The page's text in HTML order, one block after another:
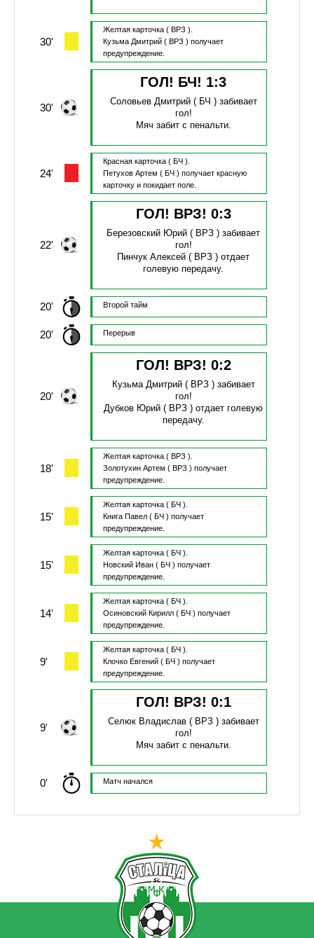
30'
Желтая карточка ( ВРЗ ).
Кузьма Дмитрий( ВРЗ ) получает
предупреждение.
30'
ГОЛ! БЧ! 1:3
Соловьев Дмитрий( БЧ ) забивает
гол!
Мяч забит с пенальти.
24'
Красная карточка ( БЧ ).
Петухов Артем ( БЧ ) получает красную
карточку и покидает поле.
22'
ГОЛ! ВРЗ! 0:3
Березовский Юрий ( ВРЗ )забивает
гол!
Пинчук Алексей ( ВРЗ )отдает
голевую передачу.
20' Второй тайм
20' Перерыв
20'
ГОЛ! ВРЗ! 0:2
Кузьма Дмитрий( ВРЗ ) забивает
гол!
Дубков Юрий ( ВРЗ )отдает голевую
передачу.
18'
Желтая карточка ( ВРЗ ).
Золотухин Артем ( ВРЗ ) получает
предупреждение.
15'
Желтая карточка ( БЧ ).
Книга Павел( БЧ ) получает
предупреждение.
15'
Желтая карточка ( БЧ ).
Новский Иван( БЧ ) получает
предупреждение.
14'
Желтая карточка ( БЧ ).
Осиновский Кирилл( БЧ ) получает
предупреждение.
9'
Желтая карточка ( БЧ ).
Клочко Евгений( БЧ ) получает
предупреждение.
9'
ГОЛ! ВРЗ! 0:1
Селюк Владислав( ВРЗ ) забивает
гол!
Мяч забит с пенальти.
0' Матч начался